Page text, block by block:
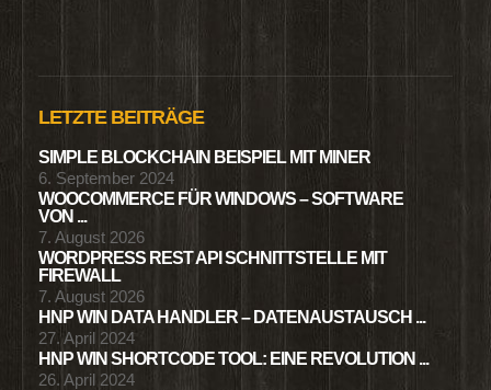
LETZTE BEITRÄGE
SIMPLE BLOCKCHAIN BEISPIEL MIT MINER
6. September 2024
WOOCOMMERCE FÜR WINDOWS – SOFTWARE
VON ...
7. August 2026
WORDPRESS REST API SCHNITTSTELLE MIT
FIREWALL
7. August 2026
HNP WIN DATA HANDLER – DATENAUSTAUSCH ...
27. April 2024
HNP WIN SHORTCODE TOOL: EINE REVOLUTION ...
26. April 2024